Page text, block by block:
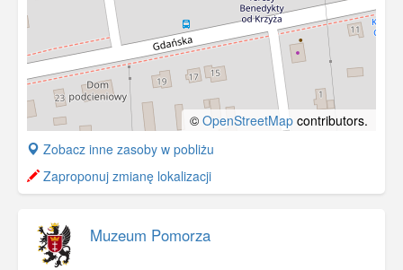
© OpenStreetMap contributors.
+
−
Zobacz inne zasoby w pobliżu
Zaproponuj zmianę lokalizacji
Muzeum Pomorza